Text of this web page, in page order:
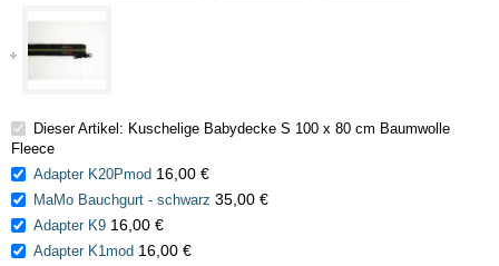
Dieser Artikel: Kuschelige Babydecke S 100 x 80 cm Baumwolle
Fleece
Adapter K20Pmod 16,00 €
MaMo Bauchgurt - schwarz 35,00 €
Adapter K9 16,00 €
Adapter K1mod 16,00 €